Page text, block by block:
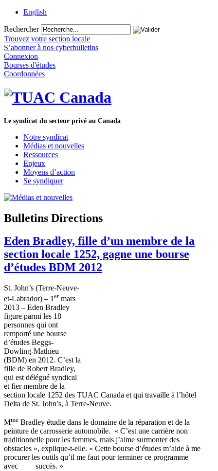
English
Rechercher
Trouvez votre section locale
S’abonner à nos cyberbulletins
Connexion
Bourses d'études
Coordonnées
Le syndicat du secteur privé au Canada
Notre syndicat
Médias et nouvelles
Ressources
Enjeux
Moyens d’action
Se syndiquer
Bulletins Directions
Eden Bradley, fille d’un membre de la
section locale 1252, gagne une bourse
d’études BDM 2012
St. John’s (Terre-Neuve-
et-Labrador) – 1 ermars
2013 – Eden Bradley
figure parmi les 18
personnes qui ont
remporté une bourse
d’études Beggs-
Dowling-Mathieu
(BDM) en 2012. C’est la
fille de Robert Bradley,
qui est délégué syndical
et fier membre de la
section locale 1252 des TUAC Canada et qui travaille à l’hôtel
Delta de St. John’s, à Terre-Neuve.
Mme Bradley étudie dans le domaine de la réparation et de la
peinture de carrosserie automobile. « C’est une carrière non
traditionnelle pour les femmes, mais j’aime surmonterdes
obstacles », explique-t-elle. « Cette bourse d’études m’aide à me
procurer les outils qu’il me faut pourterminer ce programme
avec
succès. »